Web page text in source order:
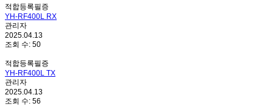
적합등록필증
YH-RF400L RX
관리자
2025.04.13
조회 수: 50
적합등록필증
YH-RF400L TX
관리자
2025.04.13
조회 수: 56